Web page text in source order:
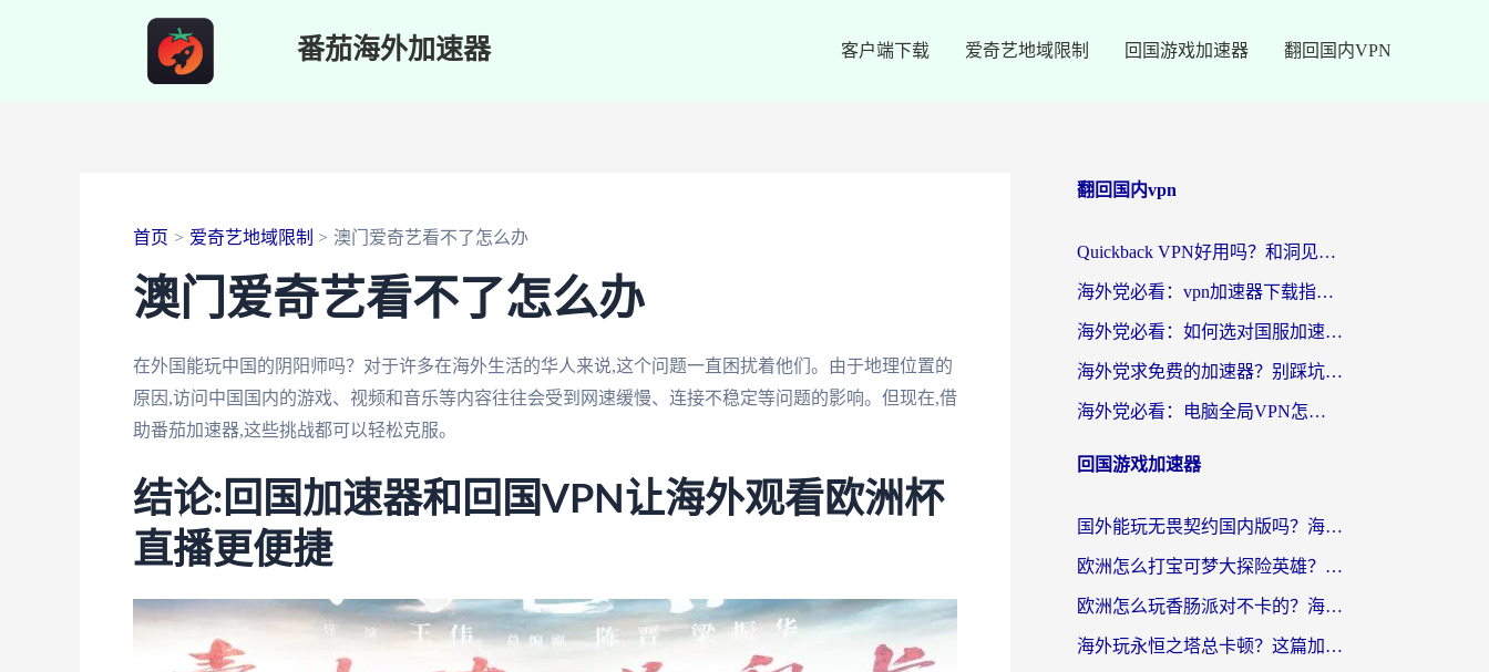
番茄海外加速器 客户端下载 爱奇艺地域限制 回国游戏加速器 翻回国内VPN
首页 爱奇艺地域限制 澳门爱奇艺看不了怎么办
澳门爱奇艺看不了怎么办
在外国能玩中国的阴阳师吗？对于许多在海外生活的华人来说,这个问题一直困扰着他们。由于地理位置的
原因,访问中国国内的游戏、视频和音乐等内容往往会受到网速缓慢、连接不稳定等问题的影响。但现在,借
助番茄加速器,这些挑战都可以轻松克服。
结论:回国加速器和回国VPN让海外观看欧洲杯
直播更便捷
翻回国内vpn
Quickback VPN好用吗？和洞见VPN对比哪个回国效果更好？海外党亲测避坑指南
海外党必看：vpn加速器下载指南，轻松破解国内APP地区限制
海外党必看：如何选对国服加速工具，无缝刷国内剧打游戏？
海外党求免费的加速器？别踩坑！一篇帮你选对回国加速器的实用指南
海外党必看：电脑全局VPN怎么选？无缝访问国内资源的终极指南
回国游戏加速器
国外能玩无畏契约国内版吗？海外玩家国服游戏畅玩终极指南（附荒野乱斗拳皇98OL加速技巧）
欧洲怎么打宝可梦大探险英雄？海外党国服游戏加速终极指南（附阿联酋玩最强祖师隐形守护者技巧）
欧洲怎么玩香肠派对不卡的？海外党国服游戏加速避坑指南
海外玩永恒之塔总卡顿？这篇加速器指南帮你找回国服丝滑体验